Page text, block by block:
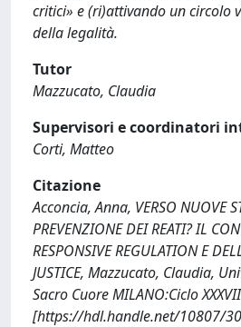
critici» e (ri)attivando un circolo
della legalità.
Tutor
Mazzucato, Claudia
Supervisori e coordinatori
Corti, Matteo
Citazione
Acconcia, Anna, VERSO NUOVE
PREVENZIONE DEI REATI? IL
RESPONSIVE REGULATION E
JUSTICE, Mazzucato, Claudia,
Sacro Cuore MILANO:Ciclo XXXVII
[https://hdl.handle.net/10807/